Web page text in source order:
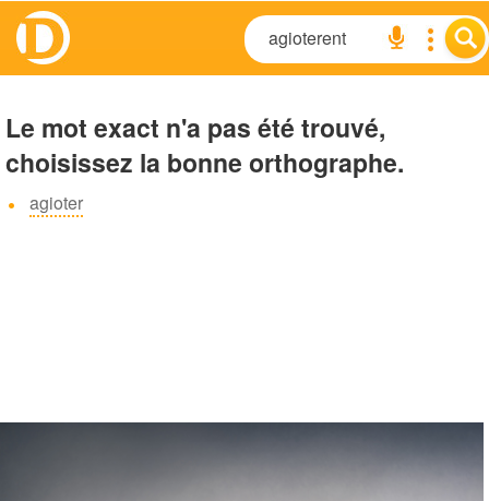
Le mot exact n'a pas été trouvé,
choisissez la bonne orthographe.
agioter